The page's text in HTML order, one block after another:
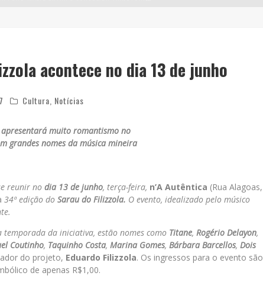
HOT WHEELS MONSTER TRUCKS LIVE™ CONFIRMA BELO HORIZONTE NA TURNÊ AMÉRICA DO SUL 2027
acontece no dia 13 de junho
Cultura Notícias
apresentará muito romantismo no
grandes nomes da música mineira
reunir no dia 13 de junho, terça-feira, n’A Autêntica (Rua Alagoas,
34ª edição do Sarau do Filizzola. O evento, idealizado pelo músico
da iniciativa, estão nomes como Titane, Rogério Delayon,
Coutinho, Taquinho Costa, Marina Gomes, Bárbara Barcellos, Dois
do projeto, Eduardo Filizzola. Os ingressos para o evento são
de apenas R$1,00.